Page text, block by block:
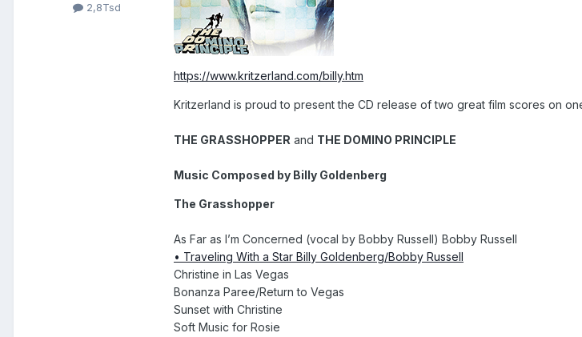
2,8Tsd
https://www.kritzerland.com/billy.htm
Kritzerland is proud to present the CD release of two great film scores on
THE GRASSHOPPER and THE DOMINO PRINCIPLE
Music Composed by Billy Goldenberg
The Grasshopper
As Far as I’m Concerned (vocal by Bobby Russell) Bobby Russell
• Traveling With a Star Billy Goldenberg/Bobby Russell
Christine in Las Vegas
Bonanza Paree/Return to Vegas
Sunset with Christine
Soft Music for Rosie